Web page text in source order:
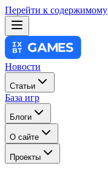
Перейти к содержимому
Новости
Статьи
База игр
Блоги
О сайте
Проекты